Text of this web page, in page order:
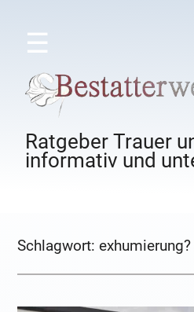
☰
Ratgeber Trauer
informativ und
Schlagwort:exhumierung?